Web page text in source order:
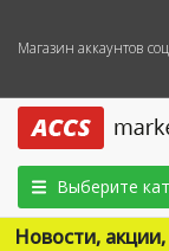
Магазин аккаунтов
Выберите
Новости,